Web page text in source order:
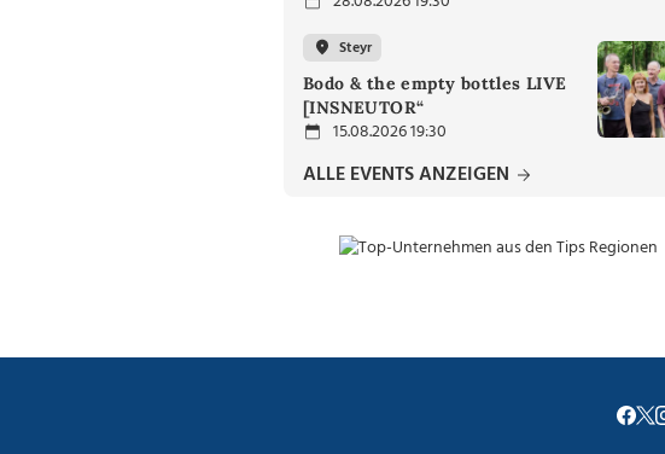
Steyr
Bodo & the empty bottles LIVE
[INSNEUTOR“
15.08.2026 19:30
ALLE EVENTS ANZEIGEN